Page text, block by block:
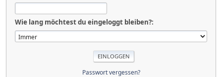
Wie lang möchtest du eingeloggt bleiben?:
Passwort vergessen?